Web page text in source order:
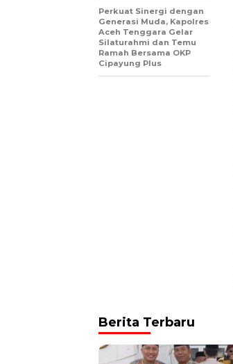
Perkuat Sinergi dengan
Generasi Muda, Kapolres
Aceh Tenggara Gelar
Silaturahmi dan Temu
Ramah Bersama OKP
Cipayung Plus
Berita Terbaru